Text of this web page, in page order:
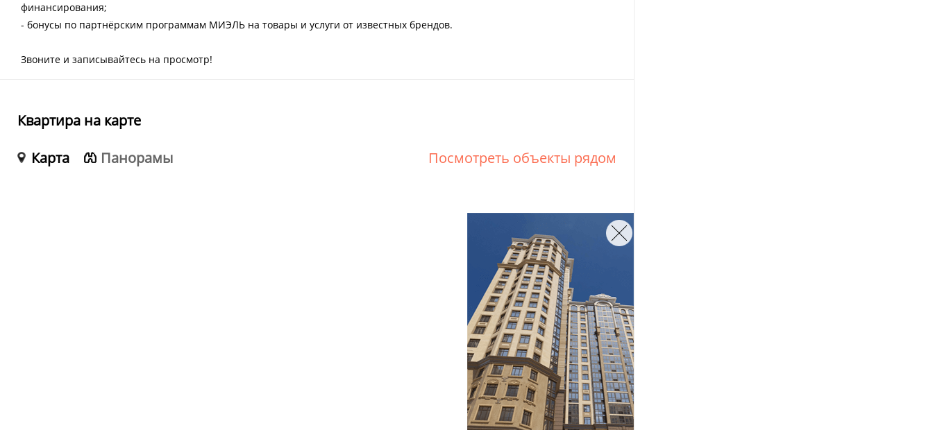
финансирования;
- бонусы по партнёрским программам МИЭЛЬ на товары и услуги от известных брендов.
Звоните и записывайтесь на просмотр!
Квартира на карте
Карта
Панорамы Посмотреть объекты рядом